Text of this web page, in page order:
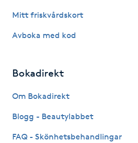
Kostrådgivning
Kroppspeeling
Käkledsbehandling
Mitt friskvårdskort
Avboka med kod
Bokadirekt
Om Bokadirekt
Blogg - Beautylabbet
FAQ - Skönhetsbehandlingar